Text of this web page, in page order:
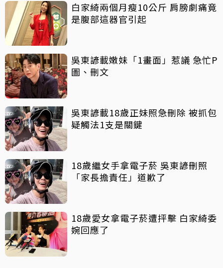
白家綺兩個月瘦10公斤 肩膀劇痛竟
是腹部這器官引起
吳東諺載嫩妹「1畫面」惹議 急忙P
圖、刪文
吳東諺載18歲正妹照急刪除 被抓包
疑觸法1支是關鍵
18歲繼女手拿電子菸 吳東諺刪照
「家長擔責任」道歉了
18歲愛女拿電子菸遭抨擊 白家綺委
婉回應了